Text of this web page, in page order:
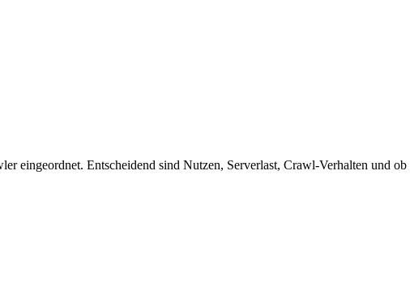
eingeordnet. Entscheidend sind Nutzen, Serverlast, Crawl-Verhalten und